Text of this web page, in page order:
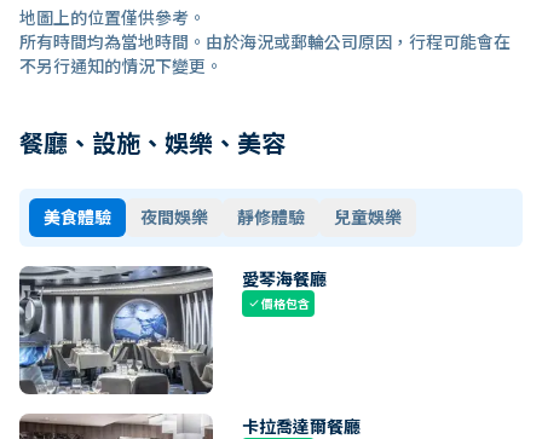
地圖上的位置僅供參考。
所有時間均為當地時間。由於海況或郵輪公司原因，行程可能會在
不另行通知的情況下變更。
餐廳、設施、娛樂、美容
美食體驗 夜間娛樂 靜修體驗 兒童娛樂
愛琴海餐廳
check價格包含
卡拉喬達爾餐廳